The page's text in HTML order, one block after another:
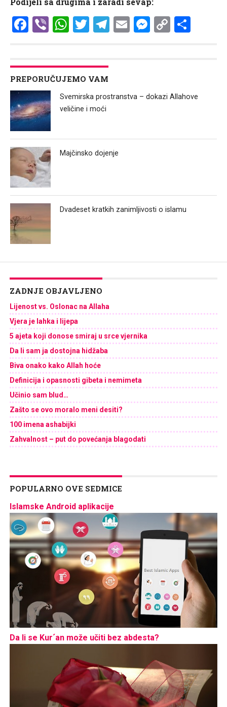
Facebook
ViberWhatsApp
Twitter
Telegram
EmailCopy
PREPORUČUJEMO VAM
Svemirska prostranstva – dokazi Allahove
veličine i moći
Majčinsko dojenje
Dvadeset kratkih zanimljivosti o islamu
ZADNJE OBJAVLJENO
Lijenost vs. Oslonac na Allaha
Vjera je lahka i lijepa
5 ajeta koji donose smiraj u srce vjernika
Da li sam ja dostojna hidžaba
Biva onako kako Allah hoće
Definicija i opasnosti gibeta i nemimeta
Učinio sam blud…
Zašto se ovo moralo meni desiti?
100 imena ashabijki
Zahvalnost – put do povećanja blagodati
POPULARNO OVE SEDMICE
Islamske Android aplikacije
Da li se Kur´an može učiti bez abdesta?